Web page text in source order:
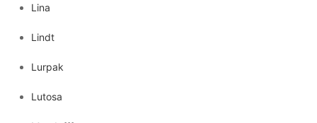
Lina
Lindt
Lurpak
Lutosa